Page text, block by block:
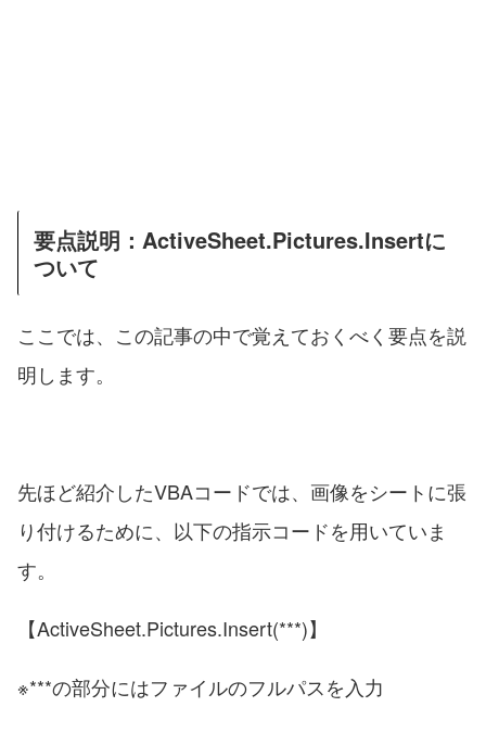
要点説明：ActiveSheet.Pictures.Insertに
ついて
ここでは、この記事の中で覚えておくべく要点を説
明します。
先ほど紹介したVBAコードでは、画像をシートに張
り付けるために、以下の指示コードを用いていま
す。
【ActiveSheet.Pictures.Insert(***)】
※***の部分にはファイルのフルパスを入力